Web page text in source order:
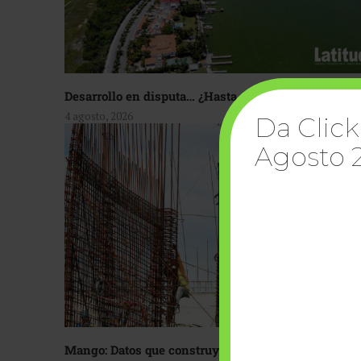
Desarrollo en disputa… ¿Hasta dónde crecer?
4 agosto, 2026
Mango: Datos que construyen confianza
Da
Agosto